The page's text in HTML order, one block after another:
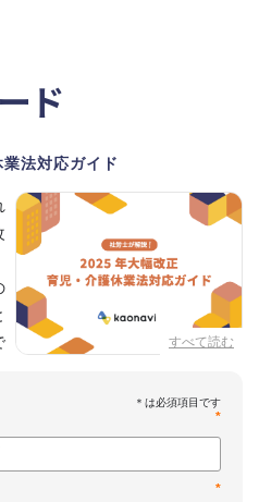
ド
法対応ガイド
すべて読む
*
*